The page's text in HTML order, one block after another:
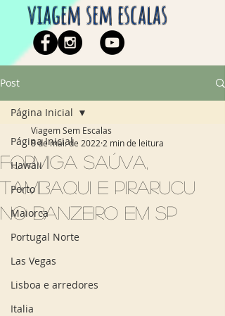
viagem sem escalas
Post
Página Inicial
Hawaii
Porto
Maiorca
Portugal Norte
Las Vegas
Lisboa e arredores
Italia
Página Inicial
Formiga Saúva,
Tambaqui e Pirarucu
no Banzeiro em sp
Viagem Sem Escalas
8 de mai. de 2022 2 min de leitura